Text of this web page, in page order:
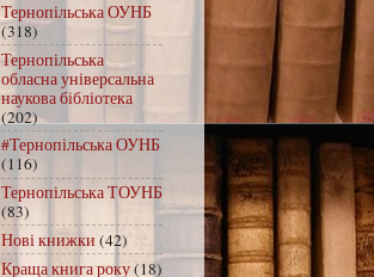
Тернопільська ОУНБ
(318)
Тернопільська
обласна універсальна
наукова бібліотека
(202)
#Тернопільська ОУНБ
(116)
Тернопільська ТОУНБ
(83)
Нові книжки (42)
Краща книга року(18)